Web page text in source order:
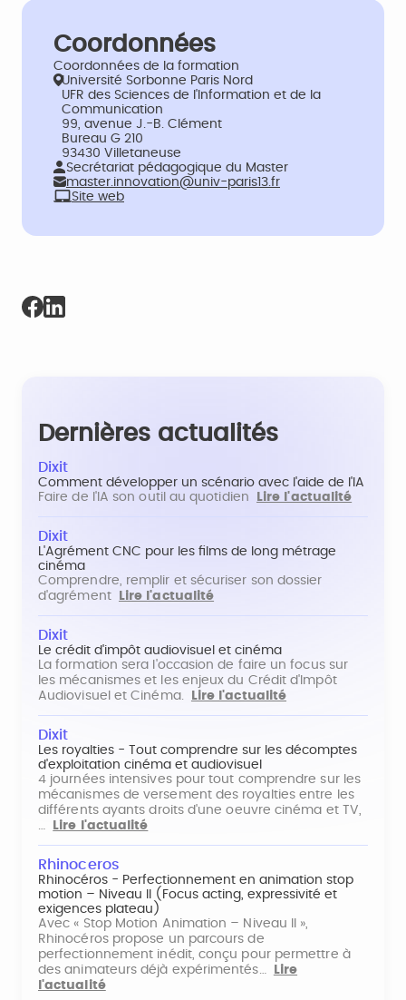
Coordonnées
Coordonnées de la formation
Université Sorbonne Paris Nord
UFR des Sciences de l'Information et de la
Communication
99, avenue J.-B. Clément
Bureau G 210
93430 Villetaneuse
Secrétariat pédagogique du Master
master.innovation@univ-paris13.fr
Site web
Dernières actualités
Dixit
Comment développer un scénario avec l'aide de l'IA
Faire de l'IA son outil au quotidien
Lire l'actualité
Dixit
L'Agrément CNC pour les films de long métrage
cinéma
Comprendre, remplir et sécuriser son dossier
d'agrément
Lire l'actualité
Dixit
Le crédit d'impôt audiovisuel et cinéma
La formation sera l'occasion de faire un focus sur
les mécanismes et les enjeux du Crédit d'Impôt
Audiovisuel et Cinéma.
Lire l'actualité
Dixit
Les royalties - Tout comprendre sur les décomptes
d'exploitation cinéma et audiovisuel
4 journées intensives pour tout comprendre sur les
mécanismes de versement des royalties entre les
différents ayants droits d'une oeuvre cinéma et TV,
…
Lire l'actualité
Rhinoceros
Rhinocéros - Perfectionnement en animation stop
motion – Niveau II (Focus acting, expressivité et
exigences plateau)
Avec « Stop Motion Animation – Niveau II »,
Rhinocéros propose un parcours de
perfectionnement inédit, conçu pour permettre à
des animateurs déjà expérimentés…
Lire
l'actualité